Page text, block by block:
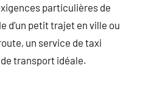
particulières de
d’un petit trajet en ville ou
un service de taxi
transport idéale.